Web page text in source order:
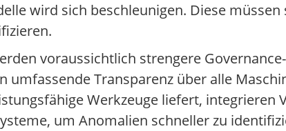
wird sich beschleunigen. Diese
voraussichtlich strengere
Transparenz über alle
Werkzeuge liefert, integrieren
um Anomalien schneller zu